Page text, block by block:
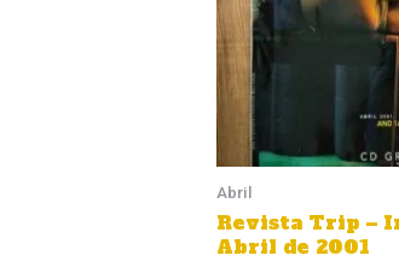
Abril
Revista Trip –
Abril de 2001